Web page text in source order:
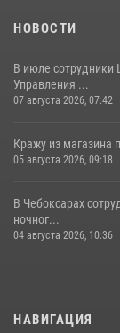
НОВОСТИ
В июле сотрудники
Управления ...
07 августа 2026, 07:42
Кражу из магазина
05 августа 2026, 09:18
В Чебоксарах
ночног...
04 августа 2026, 10:36
НАВИГАЦИЯ